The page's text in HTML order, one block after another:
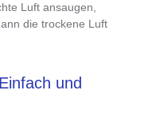
Luft ansaugen,
die trockene Luft
und